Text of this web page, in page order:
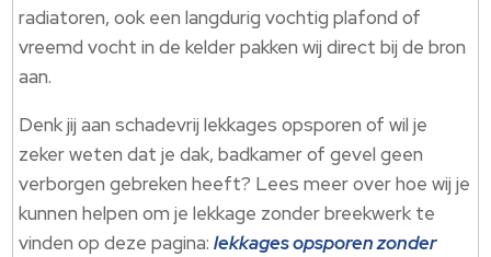
radiatoren, ook een langdurig vochtig plafond of
vreemd vocht in de kelder pakken wij direct bij de bron
aan.​
Denk jij aan schadevrij lekkages opsporen of wil je
zeker weten dat je dak, badkamer of gevel geen
verborgen gebreken heeft? Lees meer over hoe wij je
kunnen helpen om je lekkage zonder breekwerk te
vinden op deze pagina:lekkages opsporen zonder